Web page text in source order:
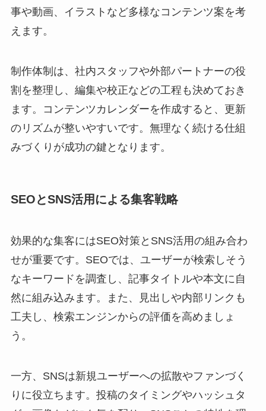
事や動画、イラストなど多様なコンテンツ案を考
えます。
制作体制は、社内スタッフや外部パートナーの役
割を整理し、編集や校正などの工程も決めておき
ます。コンテンツカレンダーを作成すると、更新
のリズムが整いやすいです。無理なく続ける仕組
みづくりが成功の鍵となります。
SEOとSNS活用による集客戦略
効果的な集客にはSEO対策とSNS活用の組み合わ
せが重要です。SEOでは、ユーザーが検索しそう
なキーワードを調査し、記事タイトルや本文に自
然に組み込みます。また、見出しや内部リンクも
工夫し、検索エンジンからの評価を高めましょ
う。
一方、SNSは新規ユーザーへの拡散やファンづく
りに役立ちます。投稿のタイミングやハッシュタ